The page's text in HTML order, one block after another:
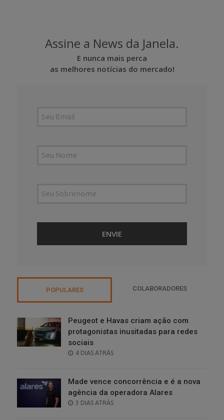
Assine a News da Janela.
E nunca mais perca
as melhores notícias do mercado!
POPULARES COLABORADORES
Peugeot e Havas criam ação com
protagonistas inusitadas para redes
sociais
POSTED
4 DIAS ATRÁS
Made vence concorrência e é a nova
agência da operadora Alares
POSTED
3 DIAS ATRÁS